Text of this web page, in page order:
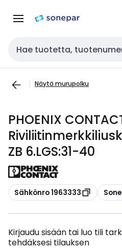
navigointiinsisältöön
Haku
Näytä murupolku
PHOENIX
ZB 6.LGS:31-40
Kopioi
Sähkönro 1963333 Kopioi
Kirjaudu sisään tai luo tili
tehdäksesi tilauksen